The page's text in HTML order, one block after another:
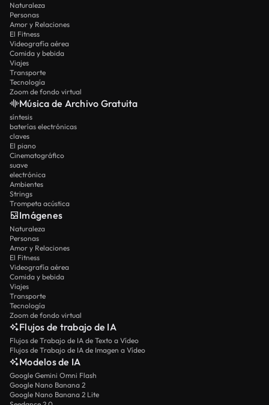
Naturaleza
Personas
Amor y Relaciones
El Fitness
Videografía aérea
Comida y bebida
Viajes
Transporte
Tecnología
Zoom de fondo virtual
Música de Archivo Gratuita
síntesis
baterías electrónicas
claves
El piano
Cinematográfico
suave
electrónica
Ambientes
Strings
Trompeta acústica
Imágenes
Naturaleza
Personas
Amor y Relaciones
El Fitness
Videografía aérea
Comida y bebida
Viajes
Transporte
Tecnología
Zoom de fondo virtual
Flujos de trabajo de IA
Flujos de Trabajo de IA de Texto a Vídeo
Flujos de Trabajo de IA de Imagen a Vídeo
Modelos de IA
Google Gemini Omni Flash
Google Nano Banana 2
Google Nano Banana 2 Lite